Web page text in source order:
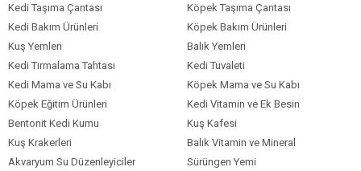
Kedi Taşıma Çantası
Köpek Taşıma Çantası
Kedi Bakım Ürünleri
Köpek Bakım Ürünleri
Kuş Yemleri
Balık Yemleri
Kedi Tırmalama Tahtası
Kedi Tuvaleti
Kedi Mama ve Su Kabı
Köpek Mama ve Su Kabı
Köpek Eğitim Ürünleri
Kedi Vitamin ve Ek Besin
Bentonit Kedi Kumu
Kuş Kafesi
Kuş Krakerleri
Balık Vitamin ve Mineral
Akvaryum Su Düzenleyiciler
Sürüngen Yemi